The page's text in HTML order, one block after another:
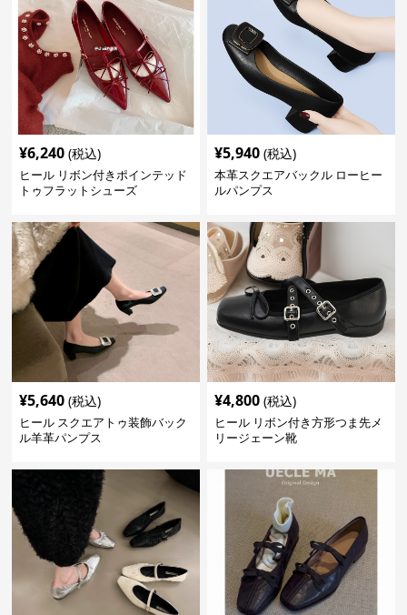
¥6,240 (税込)
ヒール リボン付きポインテッド
トゥフラットシューズ
¥5,940 (税込)
本革スクエアバックル ローヒー
ルパンプス
¥5,640 (税込)
ヒール スクエアトゥ装飾バック
ル羊革パンプス
¥4,800 (税込)
ヒール リボン付き方形つま先メ
リージェーン靴